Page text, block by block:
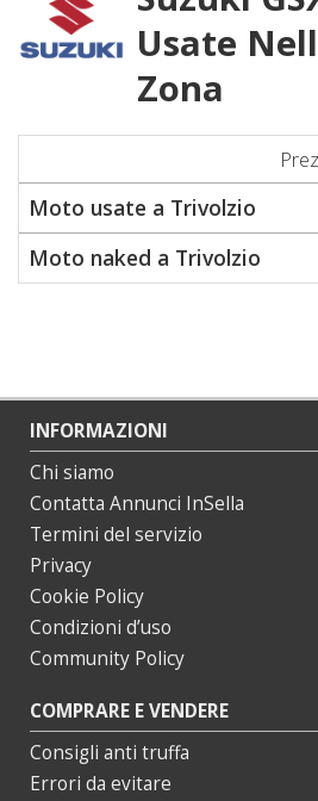
Usate
Zona
Moto usate a Trivolzio
Moto naked a Trivolzio
INFORMAZIONI
Chi siamo
Contatta Annunci InSella
Termini del servizio
Privacy
Cookie Policy
Condizioni d’uso
Community Policy
COMPRARE E VENDERE
Consigli anti truffa
Errori da evitare